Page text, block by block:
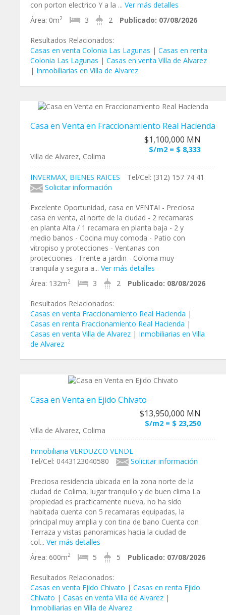
con porton electrico Y a la ... Ver más detalles
Área: 0m2 3 2 Publicado: 07/08/2026
Resultados Relacionados:
Casas en venta Colonia Las Lagunas | Casas en renta
Colonia Las Lagunas | Casas en venta Villa de Alvarez
| Inmobiliarias en Villa de Alvarez
Casa en Venta en Fraccionamiento Real Hacienda
$1,100,000 MN
$/m2 = $ 8,333
Villa de Alvarez, Colima
INVERMAX, BIENES RAICES
Tel/Cel: (312) 157 74 41
Solicitar información
Excelente Oportunidad, casa en VENTA! - Preciosa
casa en venta, al norte de la ciudad - 2 recamaras
en planta Alta / 1 recamara en planta baja - 2 y
medio banos - Cocina muy comoda - Patio con
vitropiso y protecciones - Ventanas con
protecciones - Frente a jardin - Colonia muy
tranquila y segura a... Ver más detalles
Área: 132m2 3 2 Publicado: 08/08/2026
Resultados Relacionados:
Casas en venta Fraccionamiento Real Hacienda |
Casas en renta Fraccionamiento Real Hacienda |
Casas en venta Villa de Alvarez | Inmobiliarias en Villa
de Alvarez
Casa en Venta en Ejido Chivato
$13,950,000 MN
$/m2 = $ 23,250
Villa de Alvarez, Colima
Inmobiliaria VERDUZCO VENDE
Tel/Cel: 0443123040580
Solicitar información
Preciosa residencia ubicada en la zona norte de la
ciudad de Colima, lugar tranquilo y de buen clima La
propiedad es practicamente nueva, no ha sido
habitada cuenta con 5 recamaras equipadas, la
principal muy amplia y con tina de bano Cuenta con
Terraza y vistas panoramicas hacia la ciudad de
col... Ver más detalles
Área: 600m2 5 5 Publicado: 07/08/2026
Resultados Relacionados:
Casas en venta Ejido Chivato | Casas en renta Ejido
Chivato | Casas en venta Villa de Alvarez |
Inmobiliarias en Villa de Alvarez